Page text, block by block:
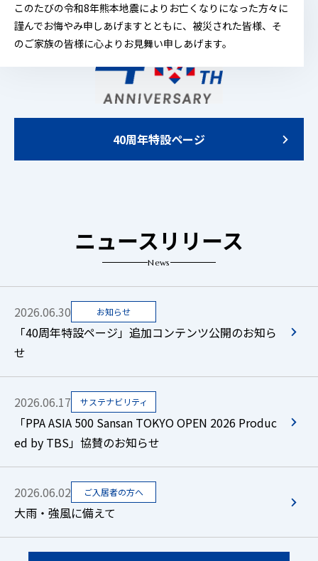
ご入居の方
仲介会社の方
お問い合わせ
このたびの令和8年熊本地震によりお亡くなりになった方々に
謹んでお悔やみ申しあげますとともに、被災された皆様、そ
のご家族の皆様に心よりお見舞い申しあげます。
40周年特設ページ
ニュースリリース
News
2026.06.30 お知らせ
「40周年特設ページ」追加コンテンツ公開のお知ら
せ
2026.06.17 サステナビリティ
「PPA ASIA 500 Sansan TOKYO OPEN 2026 Produc
ed by TBS」協賛のお知らせ
2026.06.02 ご入居者の方へ
大雨・強風に備えて